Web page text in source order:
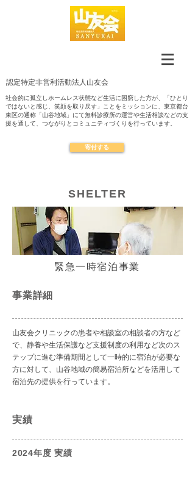
認定​特定非営利活動法人山友会
社会的に孤立しホームレス状態など生活に困窮した方が、「ひとり
ではないと感じ、笑顔を取り戻す」ことをミッションに、東京都台
東区の通称「山谷地域」にて無料診療所の運営や生活相談などの支
援を通して、つながりとコミュニティづくりを行っています。
寄付する
​SHELTER
緊急一時宿泊事業
事業詳細
山友会クリニックの患者や相談室の相談者の方など
で、静養や生活保護など支援制度の利用など次のス
テップに進む準備期間として一時的に宿泊が必要な
方に対して、山谷地域の簡易宿泊所などを活用して
宿泊先の提供を行っています。
実績
2024年度 実績